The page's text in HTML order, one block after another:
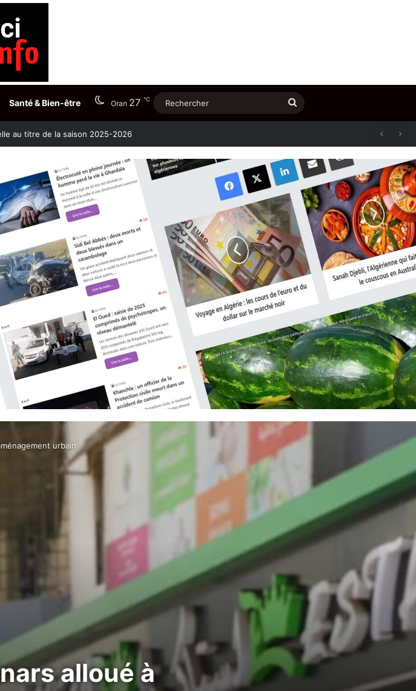
Santé & Bien-être Oran 27 ℃ Rechercher
au titre de la saison 2025-2026
urbain
alloué à